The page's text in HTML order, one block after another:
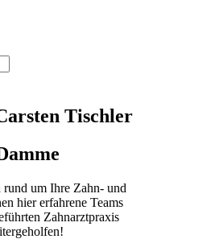
Tischler
rund um Ihre Zahn- und
hier erfahrene Teams
Zahnarztpraxis